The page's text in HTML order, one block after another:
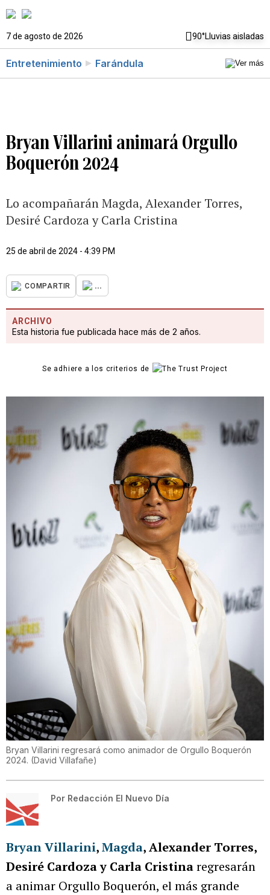
7 de agosto de 2026 90°Lluvias aisladas
Entretenimiento Farándula
Bryan Villarini animará Orgullo
Boquerón 2024
Lo acompañarán Magda, Alexander Torres,
Desiré Cardoza y Carla Cristina
25 de abril de 2024 - 4:39 PM
COMPARTIR ...
ARCHIVO
Esta historia fue publicada hace más de 2 años.
Se adhiere a los criterios de
Bryan Villarini regresará como animador de Orgullo Boquerón
2024. (David Villafañe)
Por Redacción El Nuevo Día
Bryan Villarini,Magda, Alexander Torres,
Desiré Cardoza y Carla Cristinaregresarán
a animar Orgullo Boquerón, el más grande